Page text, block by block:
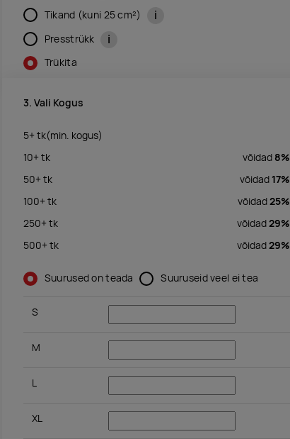
Tikand (kuni 25 cm²) i
Presstrükk i
Trükita
3. Vali Kogus
5+tk(min. kogus)
10+tk võidad 8%
50+tk võidad 17%
100+tk võidad25%
250+tk võidad29%
500+tk võidad29%
Suurused on teada Suuruseid veel ei tea
S
M
L
XL